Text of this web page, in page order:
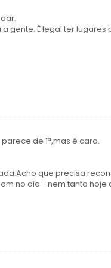
gente. É legal ter lugares
de 1ª,mas é caro.
que precisa
no dia - nem tanto hoje